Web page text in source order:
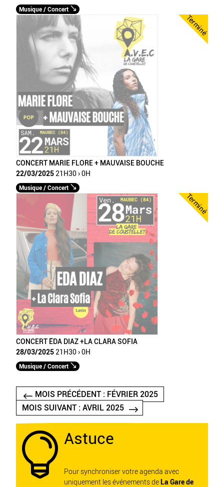
Musique / Concert
Terminé
CONCERT MARIE FLORE + MAUVAISE BOUCHE
22/03/2025 21H30 › 0H
Musique / Concert
Terminé
CONCERT ËDA DIAZ +LA CLARA SOFIA
28/03/2025 21H30 › 0H
Musique / Concert
MOIS PRÉCÉDENT : FÉVRIER 2025
MOIS SUIVANT : AVRIL 2025
 Astuce
Pour synchroniser votre agenda avec
uniquement les événements de La Gare de